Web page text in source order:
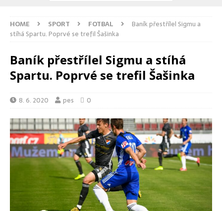
HOME SPORT FOTBAL
Baník přestřílel Sigmu a
stíhá Spartu. Poprvé se trefil Šašinka
Baník přestřílel Sigmu a stíhá
Spartu. Poprvé se trefil Šašinka
8. 6. 2020 pes 0